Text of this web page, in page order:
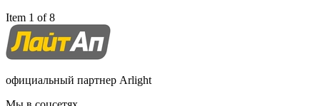
Item 1 of 8
официальный партнер Arlight